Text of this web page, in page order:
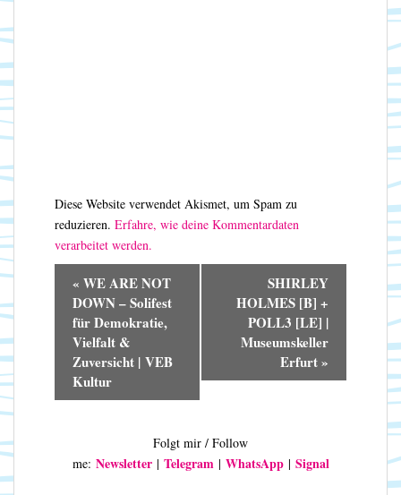
Diese Website verwendet Akismet, um Spam zu
reduzieren. Erfahre, wie deine Kommentardaten
verarbeitet werden.
« WE ARE NOT
DOWN – Solifest
für Demokratie,
Vielfalt &
Zuversicht | VEB
Kultur
SHIRLEY
HOLMES [B] +
POLL3 [LE] |
Museumskeller
Erfurt»
Folgt mir / Follow
me: Newsletter| Telegram | WhatsApp| Signal